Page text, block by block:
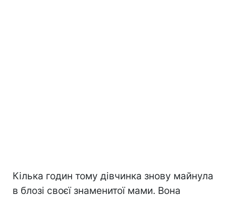
Кілька годин тому дівчинка знову майнула
в блозі своєї знаменитої мами. Вона